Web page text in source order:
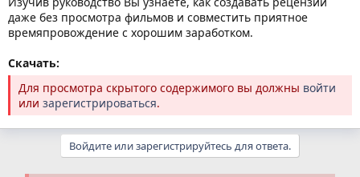
даже без просмотра фильмов и совместить приятное
времяпровождение с хорошим заработком.
Скачать:
Для просмотра скрытого содержимого вы должны войти
или зарегистрироваться.
Войдите или зарегистрируйтесь для ответа.